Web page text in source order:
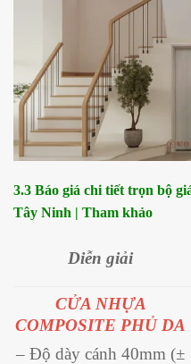
3.3 Báo giá chi tiết trọn bộ
Tây Ninh | Tham khảo
Diễn giải
CỬA NHỰA
COMPOSITE PHỦ DA
– Độ dày cánh 40mm (±